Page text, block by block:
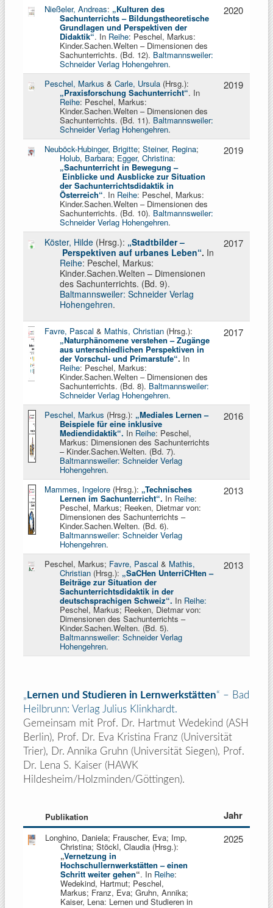
Nießeler, Andreas: „Kulturen des
Sachunterrichts – Bildungstheoretische
Grundlagen und Perspektiven der
Didaktik“. In Reihe: Peschel, Markus:
Kinder.Sachen.Welten – Dimensionen des
Sachunterrichts. (Bd. 12). Baltmannsweiler:
Schneider Verlag Hohengehren.
2020
Peschel, Markus & Carle, Ursula (Hrsg.):
„Praxisforschung Sachunterricht“. In
Reihe: Peschel, Markus:
Kinder.Sachen.Welten – Dimensionen des
Sachunterrichts. (Bd. 11). Baltmannsweiler:
Schneider Verlag Hohengehren.
2019
Neuböck-Hubinger, Brigitte; Steiner, Regina;
Holub, Barbara; Egger, Christina:
„Sachunterricht in Bewegung –
Einblicke und Ausblicke zur Situation
der Sachunterrichtsdidaktik in
Österreich“. In Reihe: Peschel, Markus:
Kinder.Sachen.Welten – Dimensionen des
Sachunterrichts. (Bd. 10). Baltmannsweiler:
Schneider Verlag Hohengehren.
2019
Köster, Hilde (Hrsg.): „Stadtbilder –
Perspektiven auf urbanes Leben“. In
Reihe: Peschel, Markus:
Kinder.Sachen.Welten – Dimensionen
des Sachunterrichts. (Bd. 9).
Baltmannsweiler: Schneider Verlag
Hohengehren.
2017
Favre, Pascal & Mathis, Christian (Hrsg.):
„Naturphänomene verstehen – Zugänge
aus unterschiedlichen Perspektiven in
der Vorschul- und Primarstufe“. In
Reihe: Peschel, Markus:
Kinder.Sachen.Welten – Dimensionen des
Sachunterrichts. (Bd. 8). Baltmannsweiler:
Schneider Verlag Hohengehren.
2017
Peschel, Markus (Hrsg.): „Mediales Lernen –
Beispiele für eine inklusive
Mediendidaktik“. In Reihe: Peschel,
Markus: Dimensionen des Sachunterrichts
– Kinder.Sachen.Welten. (Bd. 7).
Baltmannsweiler: Schneider Verlag
Hohengehren.
2016
Mammes, Ingelore (Hrsg.): „Technisches
Lernen im Sachunterricht“. In Reihe:
Peschel, Markus; Reeken, Dietmar von:
Dimensionen des Sachunterrichts –
Kinder.Sachen.Welten. (Bd. 6).
Baltmannsweiler: Schneider Verlag
Hohengehren.
2013
Peschel, Markus; Favre, Pascal & Mathis,
Christian (Hrsg.): „SaCHen UnterriCHten –
Beiträge zur Situation der
Sachunterrichtsdidaktik in der
deutschsprachigen Schweiz“. In Reihe:
Peschel, Markus; Reeken, Dietmar von:
Dimensionen des Sachunterrichts –
Kinder.Sachen.Welten. (Bd. 5).
Baltmannsweiler: Schneider Verlag
Hohengehren.
2013
„ Lernen und Studieren in Lernwerkstätten“ – Bad
Heilbrunn: Verlag Julius Klinkhardt.
Gemeinsam mit Prof. Dr. Hartmut Wedekind (ASH
Berlin), Prof. Dr. Eva Kristina Franz (Universität
Trier), Dr. Annika Gruhn (Universität Siegen), Prof.
Dr. Lena S. Kaiser (HAWK
Hildesheim/Holzminden/Göttingen).
Publikation Jahr
Longhino, Daniela; Frauscher, Eva; Imp,
Christina; Stöckl, Claudia (Hrsg.):
„Vernetzung in
Hochschullernwerkstätten – einen
Schritt weiter gehen“. In Reihe:
Wedekind, Hartmut; Peschel,
Markus; Franz, Eva; Gruhn, Annika;
Kaiser, Lena: Lernen und Studieren in
2025